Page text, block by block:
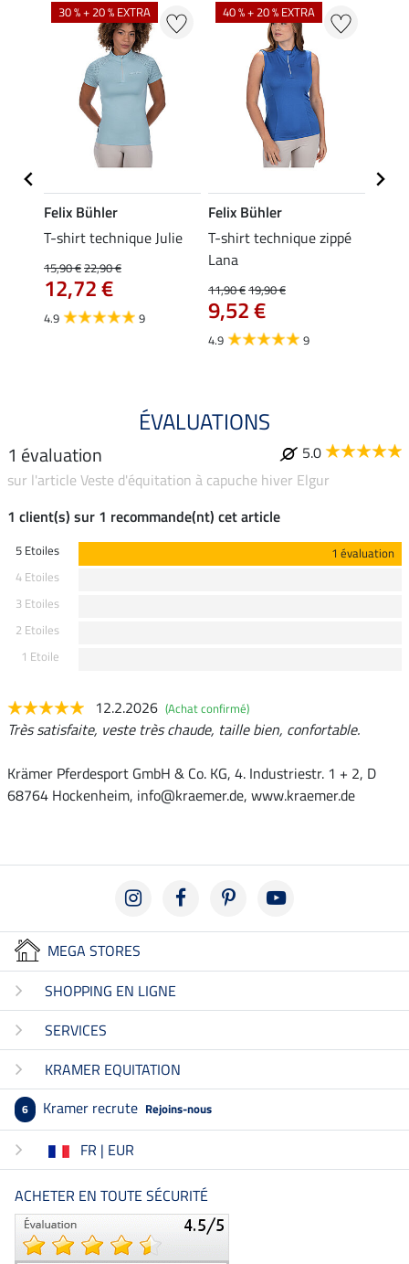
30 % + 20 % EXTRA
Felix Bühler
T-shirt technique Julie
15,90 €22,90 €
12,72 €
4.9 9
40 % + 20 % EXTRA
Felix Bühler
T-shirt technique zippé
Lana
11,90 €19,90 €
9,52 €
4.9 9
ÉVALUATIONS
1 évaluation
5.0
sur l'article Veste d'équitation à capuche hiver Elgur
1 client(s) sur 1 recommande(nt) cet article
5 Etoiles
1 évaluation
4 Etoiles
3 Etoiles
2 Etoiles
1 Etoile
12.2.2026 (Achat confirmé)
Très satisfaite, veste très chaude, taille bien, confortable.
Krämer Pferdesport GmbH & Co. KG, 4. Industriestr. 1 + 2, D
68764 Hockenheim, info@kraemer.de, www.kraemer.de
MEGA STORES
SHOPPING EN LIGNE
SERVICES
KRAMER EQUITATION
6 Kramer recrute Rejoins-nous
FR | EUR
ACHETER EN TOUTE SÉCURITÉ